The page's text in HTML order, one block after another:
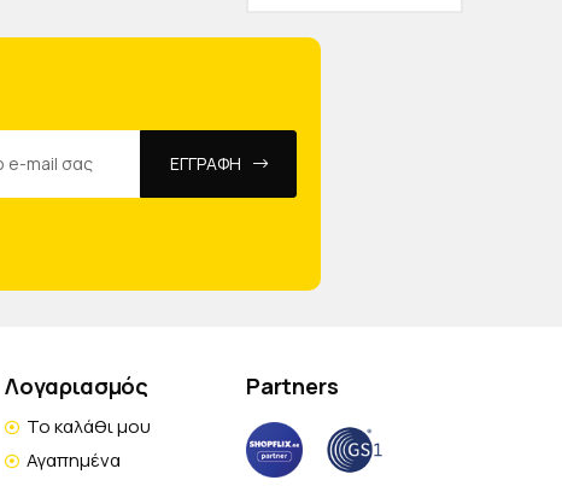
ΕΓΓΡΑΦΗ
Λογαριασμός
Το καλάθι μου
Αγαπημένα
Partners